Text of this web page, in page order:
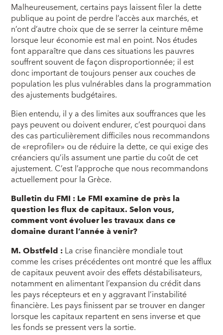
Malheureusement, certains pays laissent filer la dette
publique au point de perdre l’accès aux marchés, et
n’ont d’autre choix que de se serrer la ceinture même
lorsque leur économie est mal en point. Nos études
font apparaître que dans ces situations les pauvres
souffrent souvent de façon disproportionnée; il est
donc important de toujours penser aux couches de
population les plus vulnérables dans la programmation
des ajustements budgétaires.
Bien entendu, il y a des limites aux souffrances que les
pays peuvent ou doivent endurer, c’est pourquoi dans
des cas particulièrement difficiles nous recommandons
de «reprofiler» ou de réduire la dette, ce qui exige des
créanciers qu’ils assument une partie du coût de cet
ajustement. C’est l’approche que nous recommandons
actuellement pour la Grèce.
Bulletin du FMI : Le FMI examine de près la
question les flux de capitaux. Selon vous,
comment vont évoluer les travaux dans ce
domaine durant l’année à venir?
M. Obstfeld :La crise financière mondiale tout
comme les crises précédentes ont montré que les afflux
de capitaux peuvent avoir des effets déstabilisateurs,
notamment en alimentant l’expansion du crédit dans
les pays récepteurs et en y aggravant l’instabilité
financière. Les pays finissent par se trouver en danger
lorsque les capitaux repartent en sens inverse et que
les fonds se pressent vers la sortie.